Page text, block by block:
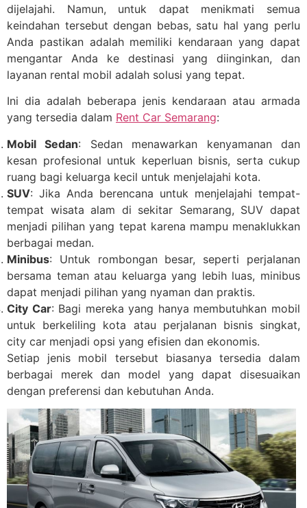
dijelajahi. Namun, untuk dapat menikmati semua
keindahan tersebut dengan bebas, satu hal yang perlu
Anda pastikan adalah memiliki kendaraan yang dapat
mengantar Anda ke destinasi yang diinginkan, dan
layanan rental mobil adalah solusi yang tepat.
Ini dia adalah beberapa jenis kendaraan atau armada
yang tersedia dalam Rent Car Semarang:
Mobil Sedan: Sedan menawarkan kenyamanan dan
kesan profesional untuk keperluan bisnis, serta cukup
ruang bagi keluarga kecil untuk menjelajahi kota.
SUV: Jika Anda berencana untuk menjelajahi tempat-
tempat wisata alam di sekitar Semarang, SUV dapat
menjadi pilihan yang tepat karena mampu menaklukkan
berbagai medan.
Minibus: Untuk rombongan besar, seperti perjalanan
bersama teman atau keluarga yang lebih luas, minibus
dapat menjadi pilihan yang nyaman dan praktis.
City Car: Bagi mereka yang hanya membutuhkan mobil
untuk berkeliling kota atau perjalanan bisnis singkat,
city car menjadi opsi yang efisien dan ekonomis.
Setiap jenis mobil tersebut biasanya tersedia dalam
berbagai merek dan model yang dapat disesuaikan
dengan preferensi dan kebutuhan Anda.